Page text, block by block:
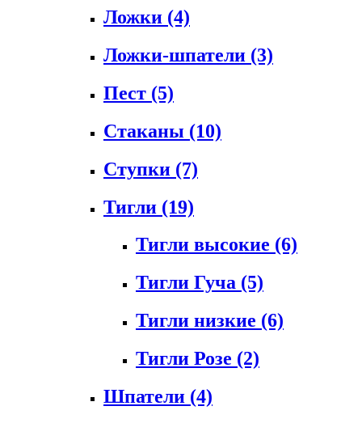
Ложки (4)
Ложки-шпатели (3)
Пест (5)
Стаканы (10)
Ступки (7)
Тигли (19)
Тигли высокие (6)
Тигли Гуча (5)
Тигли низкие (6)
Тигли Розе (2)
Шпатели (4)